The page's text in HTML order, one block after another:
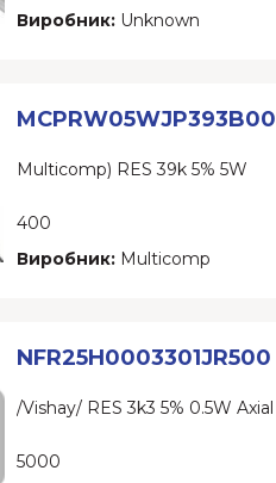
Виробник: Unknown
MCPRW05WJP393B00
Multicomp) RES 39k 5% 5W
400
Виробник: Multicomp
NFR25H0003301JR500
/Vishay/ RES 3k3 5% 0.5W Axial
5000